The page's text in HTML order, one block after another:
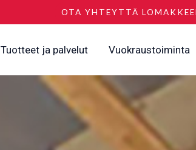
OTA YHTEYTTÄ
Tuotteet ja palvelut Vuokraustoiminta